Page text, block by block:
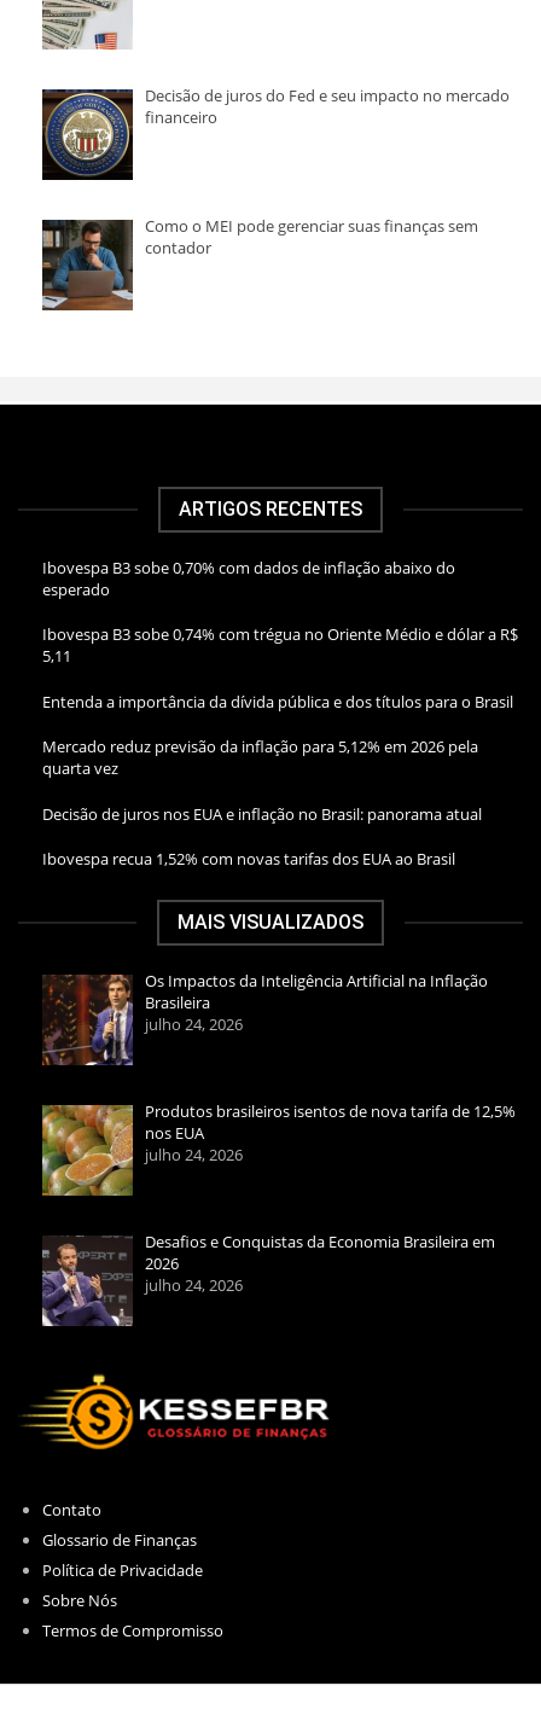
Decisão de juros do Fed e seu impacto no mercado
financeiro
Como o MEI pode gerenciar suas finanças sem
contador
ARTIGOS RECENTES
Ibovespa B3 sobe 0,70% com dados de inflação abaixo do
esperado
Ibovespa B3 sobe 0,74% com trégua no Oriente Médio e dólar a R$
5,11
Entenda a importância da dívida pública e dos títulos para o Brasil
Mercado reduz previsão da inflação para 5,12% em 2026 pela
quarta vez
Decisão de juros nos EUA e inflação no Brasil: panorama atual
Ibovespa recua 1,52% com novas tarifas dos EUA ao Brasil
MAIS VISUALIZADOS
Os Impactos da Inteligência Artificial na Inflação
Brasileira
julho 24, 2026
Produtos brasileiros isentos de nova tarifa de 12,5%
nos EUA
julho 24, 2026
Desafios e Conquistas da Economia Brasileira em
2026
julho 24, 2026
Contato
Glossario de Finanças
Política de Privacidade
Sobre Nós
Termos de Compromisso